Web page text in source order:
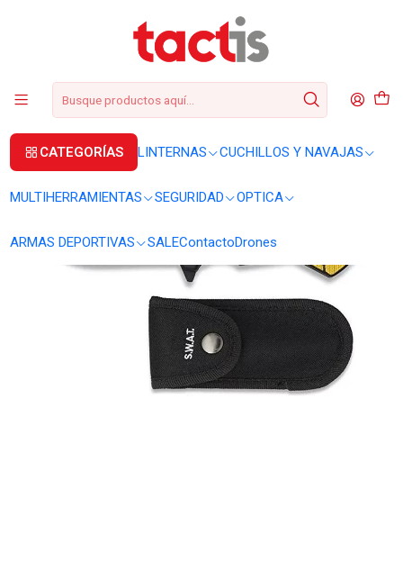
CATEGORÍAS LINTERNAS CUCHILLOS Y NAVAJAS
MULTIHERRAMIENTAS SEGURIDAD OPTICA
ARMAS DEPORTIVAS SALEContactoDrones
+56 2 3224 9572 +569 62369815
CUCHILLOS Y NAVAJAS
NAVAJAS
Navaja táctica Albainox SWAT 19823